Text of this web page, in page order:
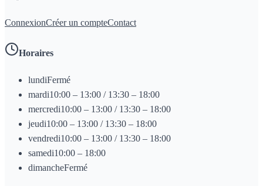
ConnexionCréer un compteContact
Horaires
lundiFermé
mardi10:00 – 13:00 / 13:30 – 18:00
mercredi10:00 – 13:00 / 13:30 – 18:00
jeudi10:00 – 13:00 / 13:30 – 18:00
vendredi10:00 – 13:00 / 13:30 – 18:00
samedi10:00 – 18:00
dimancheFermé